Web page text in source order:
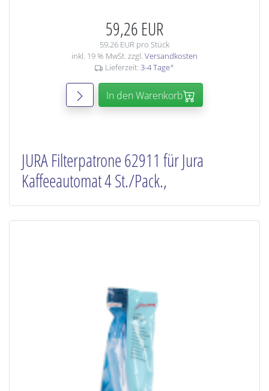
59,26 EUR
59,26 EUR pro Stück
inkl. 19 % MwSt. zzgl. Versandkosten
Lieferzeit: 3-4 Tage*
In den Warenkorb
JURA Filterpatrone 62911 für Jura
Kaffeeautomat 4 St./Pack.,